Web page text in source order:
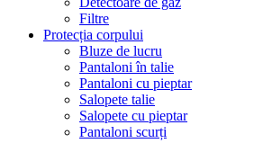
Filtre
Protecția corpului
Bluze de lucru
Pantaloni în talie
Pantaloni cu pieptar
Salopete talie
Salopete cu pieptar
Pantaloni scurți